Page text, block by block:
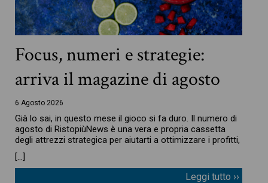
Focus, numeri e strategie:
arriva il magazine di agosto
6 Agosto 2026
Già lo sai, in questo mese il gioco si fa duro. Il numero di
agosto di RistopiùNews è una vera e propria cassetta
degli attrezzi strategica per aiutarti a ottimizzare i profitti,
[…]
Leggi tutto ››